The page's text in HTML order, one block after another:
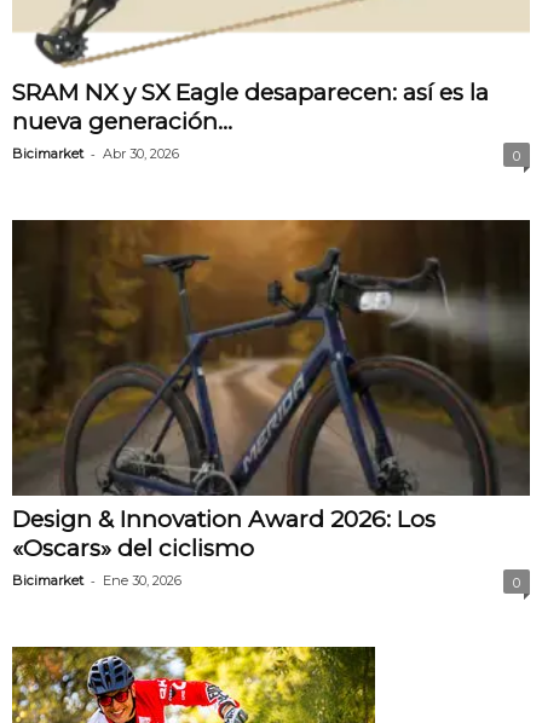
SRAM NX y SX Eagle desaparecen: así es la
nueva generación...
Bicimarket - Abr 30, 2026 0
Design & Innovation Award 2026: Los
«Oscars» del ciclismo
Bicimarket - Ene 30, 2026 0